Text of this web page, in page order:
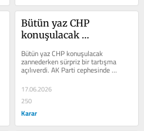
Bütün yaz CHP
konuşulacak
veren sürpriz mesele…
Bütün yaz CHP konuşulacak
zannederken sürpriz bir tartışma
açılıverdi. AK Parti cephesinde
fikirlerini tvlerde ve sosyal medyada
söyleme...
17.06.2026
250
Karar